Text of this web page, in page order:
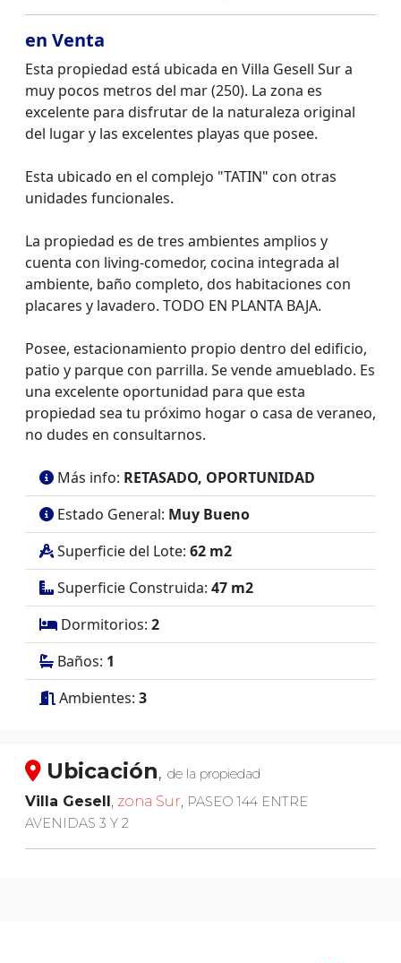
en Venta
Esta propiedad está ubicada en Villa Gesell Sur a
muy pocos metros del mar (250). La zona es
excelente para disfrutar de la naturaleza original
del lugar y las excelentes playas que posee.
Esta ubicado en el complejo "TATIN" con otras
unidades funcionales.
La propiedad es de tres ambientes amplios y
cuenta con living-comedor, cocina integrada al
ambiente, baño completo, dos habitaciones con
placares y lavadero. TODO EN PLANTA BAJA.
Posee, estacionamiento propio dentro del edificio,
patio y parque con parrilla. Se vende amueblado. Es
una excelente oportunidad para que esta
propiedad sea tu próximo hogar o casa de veraneo,
no dudes en consultarnos.
Más info: RETASADO, OPORTUNIDAD
Estado General: Muy Bueno
Superficie del Lote: 62 m2
Superficie Construida: 47 m2
Dormitorios: 2
Baños: 1
Ambientes: 3
Ubicación, de la propiedad
Villa Gesell, zona Sur, PASEO 144 ENTRE
AVENIDAS 3 Y 2